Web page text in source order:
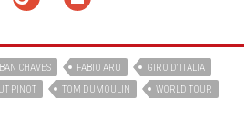
CHAVES FABIO ARU
GIRO D' ITALIA
PINOT TOM DUMOULIN
WORLD TOUR